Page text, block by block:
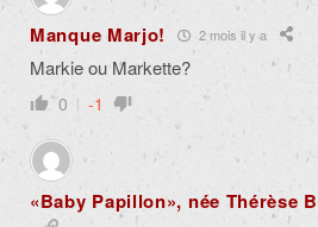
Manque Marjo! 2 mois il y a
Markie ou Markette?
0 -1
«Baby Papillon», née Thérèse